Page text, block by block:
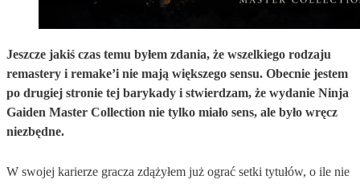
Jeszcze jakiś czas temu byłem zdania, że wszelkiego rodzaju
remastery i remake’i nie mają większego sensu. Obecnie jestem
po drugiej stronie tej barykady i stwierdzam, że wydanie Ninja
Gaiden Master Collection nie tylko miało sens, ale było wręcz
niezbędne.
W swojej karierze gracza zdążyłem już ograć setki tytułów, o ile nie